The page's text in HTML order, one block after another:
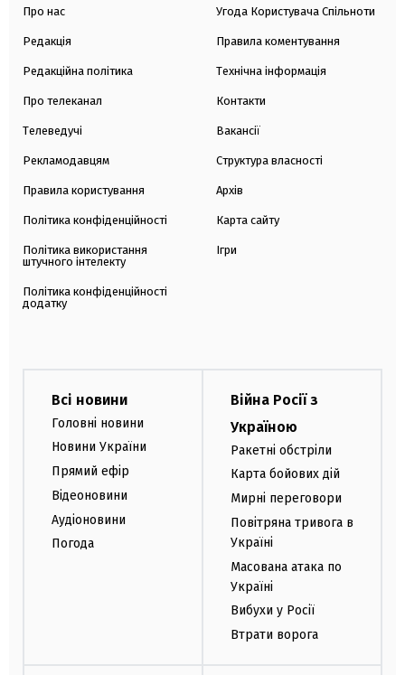
Про нас
Редакція
Редакційна політика
Про телеканал
Телеведучі
Рекламодавцям
Правила користування
Політика конфіденційності
Політика використання
штучного інтелекту
Політика конфіденційності
додатку
Угода Користувача Спільноти
Правила коментування
Технічна інформація
Контакти
Вакансії
Структура власності
Архів
Карта сайту
Ігри
Всі новини
Головні новини
Новини України
Прямий ефір
Відеоновини
Аудіоновини
Погода
Війна Росії з
Україною
Ракетні обстріли
Карта бойових дій
Мирні переговори
Повітряна тривога в
Україні
Масована атака по
Україні
Вибухи у Росії
Втрати ворога